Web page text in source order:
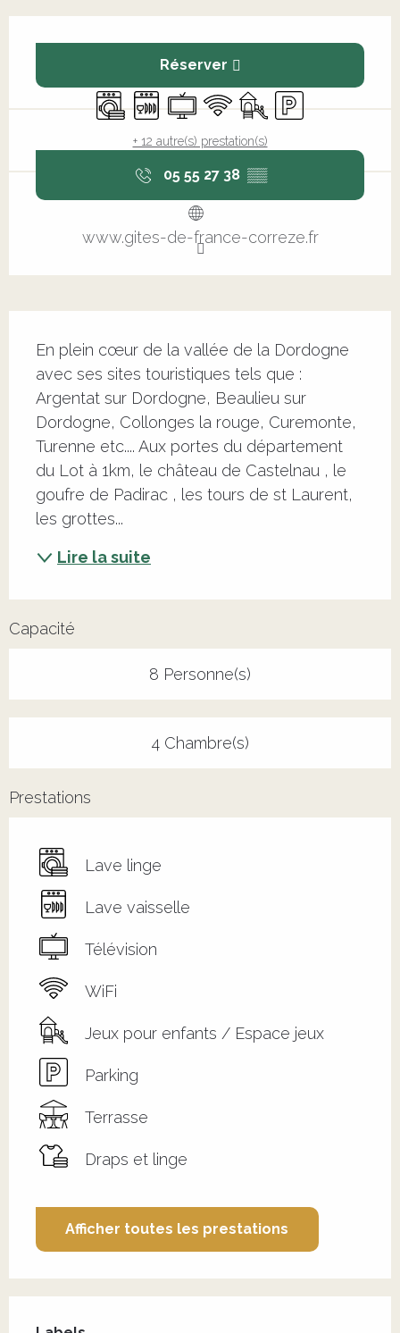
Réserver
Lave lingeLave vaisselle
Télévision
WiFi Jeux pour enfants /
Parking
+ 12 autre(s) prestation(s)
05 55 27 38 ▒▒
www.gites-de-france-correze.fr
En plein cœur de la vallée de la Dordogne
avec ses sites touristiques tels que :
Argentat sur Dordogne, Beaulieu sur
Dordogne, Collonges la rouge, Curemonte,
Turenne etc.... Aux portes du département
du Lot à 1km, le château de Castelnau , le
goufre de Padirac , les tours de st Laurent,
les grottes...
Lire la suite
Capacité
8 Personne(s)
4 Chambre(s)
Prestations
Lave linge
Lave vaisselle
Télévision
WiFi
Jeux pour enfants / Espace jeux
Parking
Terrasse
Draps et linge
Afficher toutes les prestations